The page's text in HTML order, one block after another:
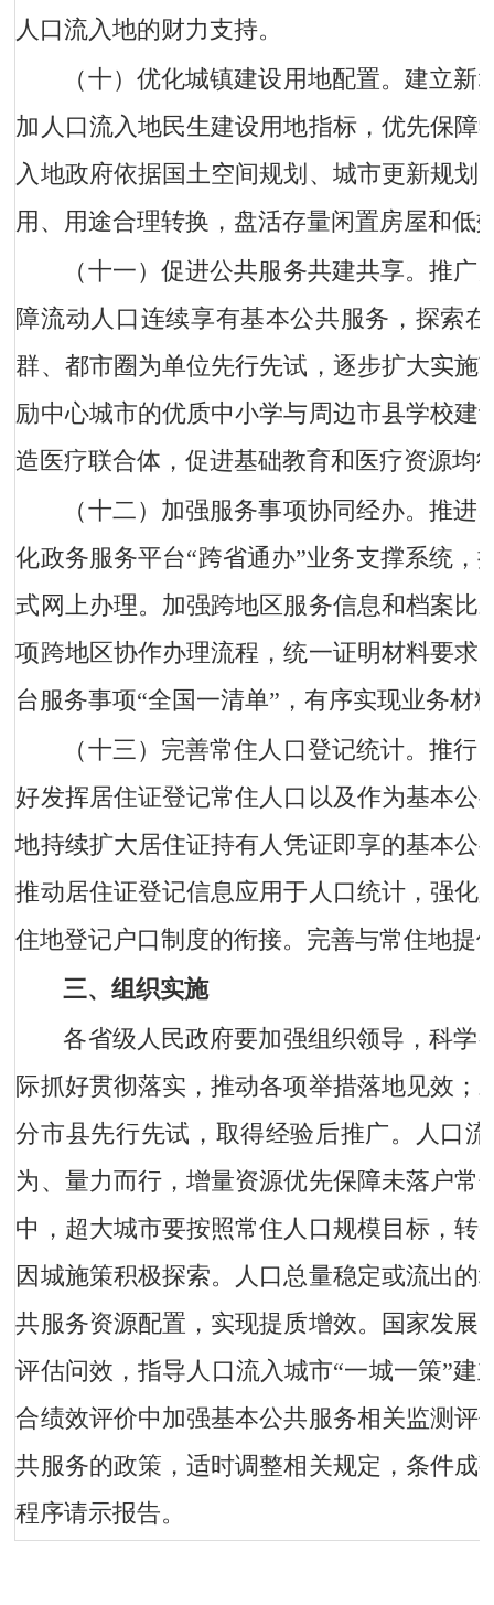
人口流入地的财力支持。
（十）优化城镇建设用地配置。建立新
加人口流入地民生建设用地指标，优先保
入地政府依据国土空间规划、城市更新规
用、用途合理转换，盘活存量闲置房屋和低
（十一）促进公共服务共建共享。推广
障流动人口连续享有基本公共服务，探索
群、都市圈为单位先行先试，逐步扩大实
励中心城市的优质中小学与周边市县学校
造医疗联合体，促进基础教育和医疗资源均
（十二）加强服务事项协同经办。推进
化政务服务平台“跨省通办”业务支撑系统
式网上办理。加强跨地区服务信息和档案
项跨地区协作办理流程，统一证明材料要
台服务事项“全国一清单”，有序实现业务材
（十三）完善常住人口登记统计。推行
好发挥居住证登记常住人口以及作为基本
地持续扩大居住证持有人凭证即享的基本
推动居住证登记信息应用于人口统计，强
住地登记户口制度的衔接。完善与常住地提
三、组织实施
各省级人民政府要加强组织领导，科学
际抓好贯彻落实，推动各项举措落地见效
分市县先行先试，取得经验后推广。人口
为、量力而行，增量资源优先保障未落户
中，超大城市要按照常住人口规模目标，
因城施策积极探索。人口总量稳定或流出
共服务资源配置，实现提质增效。国家发
评估问效，指导人口流入城市“一城一策”
合绩效评价中加强基本公共服务相关监测
共服务的政策，适时调整相关规定，条件
程序请示报告。